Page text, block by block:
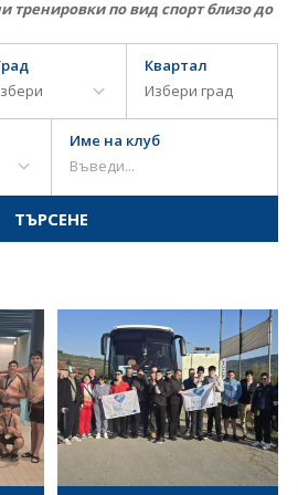
тренировки по вид спорт близо до
Квартал
Име на клуб